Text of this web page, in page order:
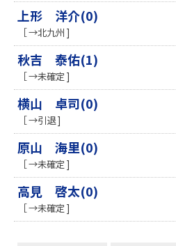
上形 洋介(0)
［ →北九州 ]
秋吉 泰佑(1)
［ →未確定 ]
横山 卓司(0)
［ →引退 ]
原山 海里(0)
［ →未確定 ]
高見 啓太(0)
［ →未確定 ]